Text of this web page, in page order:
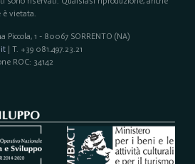
vietata.
1 - 80067 SORRENTO (NA)
| T. +39 081.497.23.21
ROC: 34142